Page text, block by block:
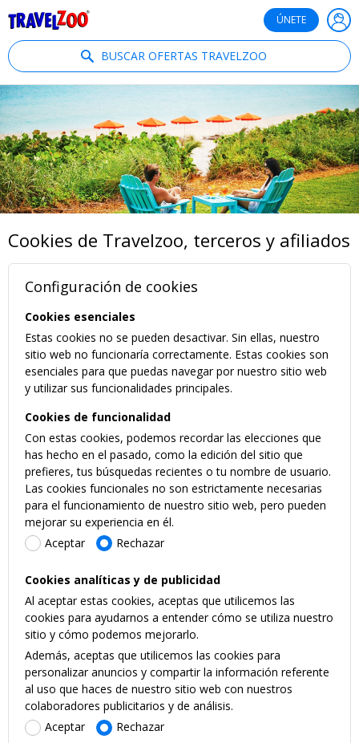
ÚNETE
BUSCAR OFERTAS TRAVELZOO
Cookies de Travelzoo, terceros y afiliados
Configuración de cookies
Cookies esenciales
Estas cookies no se pueden desactivar. Sin ellas, nuestro
sitio web no funcionaría correctamente. Estas cookies son
esenciales para que puedas navegar por nuestro sitio web
y utilizar sus funcionalidades principales.
Cookies de funcionalidad
Con estas cookies, podemos recordar las elecciones que
has hecho en el pasado, como la edición del sitio que
prefieres, tus búsquedas recientes o tu nombre de usuario.
Las cookies funcionales no son estrictamente necesarias
para el funcionamiento de nuestro sitio web, pero pueden
mejorar su experiencia en él.
Aceptar
Rechazar
Cookies analíticas y de publicidad
Al aceptar estas cookies, aceptas que utilicemos las
cookies para ayudarnos a entender cómo se utiliza nuestro
sitio y cómo podemos mejorarlo.
Además, aceptas que utilicemos las cookies para
personalizar anuncios y compartir la información referente
al uso que haces de nuestro sitio web con nuestros
colaboradores publicitarios y de análisis.
Aceptar
Rechazar